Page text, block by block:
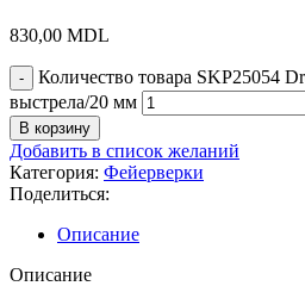
830,00 MDL
Количество товара SKP25054
выстрела/20 мм
В корзину
Добавить в список желаний
Категория: Фейерверки
Поделиться:
Описание
Описание